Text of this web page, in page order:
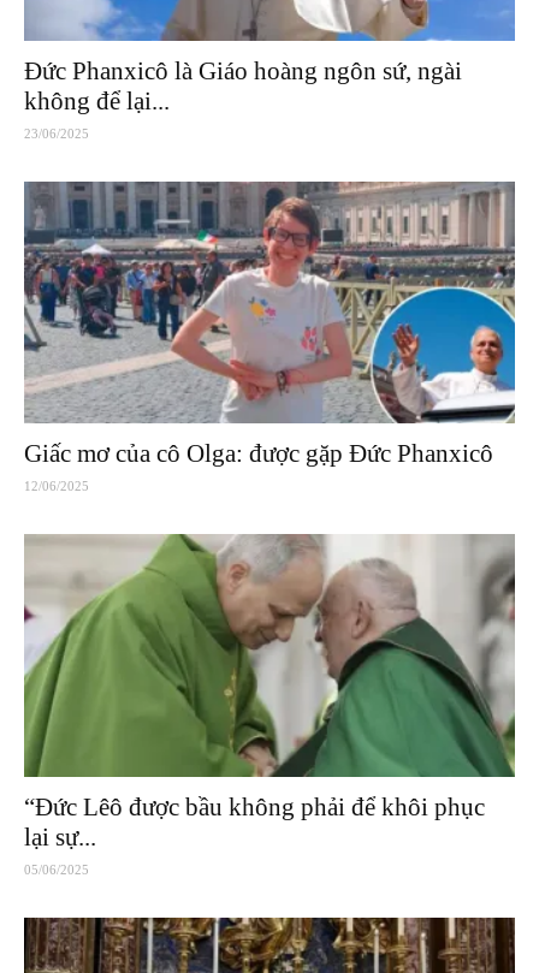
Đức Phanxicô là Giáo hoàng ngôn sứ, ngài
không để lại...
23/06/2025
Giấc mơ của cô Olga: được gặp Đức Phanxicô
12/06/2025
“Đức Lêô được bầu không phải để khôi phục
lại sự...
05/06/2025